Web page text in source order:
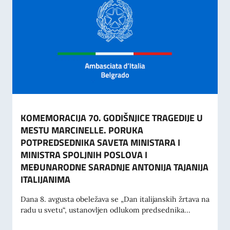
KOMEMORACIJA 70. GODIŠNJICE TRAGEDIJE U
MESTU MARCINELLE. PORUKA
POTPREDSEDNIKA SAVETA MINISTARA I
MINISTRA SPOLJNIH POSLOVA I
MEĐUNARODNE SARADNJE ANTONIJA TAJANIJA
ITALIJANIMA
Dana 8. avgusta obeležava se „Dan italijanskih žrtava na
radu u svetu“, ustanovljen odlukom predsednika...